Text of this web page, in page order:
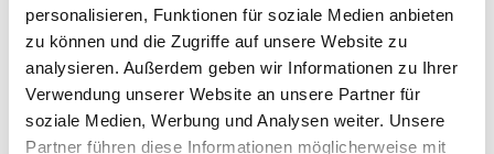
personalisieren, Funktionen für soziale Medien anbieten
zu können und die Zugriffe auf unsere Website zu
analysieren. Außerdem geben wir Informationen zu Ihrer
Verwendung unserer Website an unsere Partner für
soziale Medien, Werbung und Analysen weiter. Unsere
Partner führen diese Informationen möglicherweise mit